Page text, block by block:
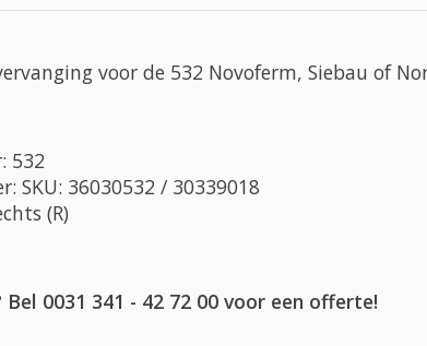
voor de 532 Novoferm, Siebau of
532
SKU: 36030532 / 30339018
(R)
0031 341 - 42 72 00 voor een offerte!